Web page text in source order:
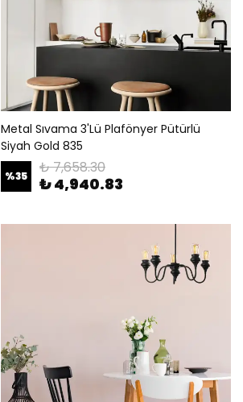
Metal Sıvama 3'Lü Plafönyer Pütürlü
Siyah Gold 835
%35 ₺ 7,658.30
₺ 4,940.83